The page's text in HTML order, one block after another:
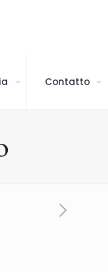
Contatto